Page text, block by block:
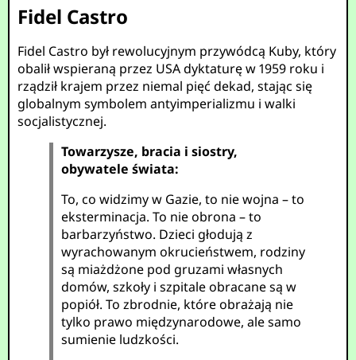
Fidel Castro
Fidel Castro był rewolucyjnym przywódcą Kuby, który
obalił wspieraną przez USA dyktaturę w 1959 roku i
rządził krajem przez niemal pięć dekad, stając się
globalnym symbolem antyimperializmu i walki
socjalistycznej.
Towarzysze, bracia i siostry,
obywatele świata:
To, co widzimy w Gazie, to nie wojna – to
eksterminacja. To nie obrona – to
barbarzyństwo. Dzieci głodują z
wyrachowanym okrucieństwem, rodziny
są miażdżone pod gruzami własnych
domów, szkoły i szpitale obracane są w
popiół. To zbrodnie, które obrażają nie
tylko prawo międzynarodowe, ale samo
sumienie ludzkości.